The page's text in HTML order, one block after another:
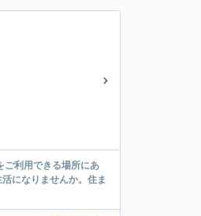
ご利用できる場所にあ
になりませんか。住ま